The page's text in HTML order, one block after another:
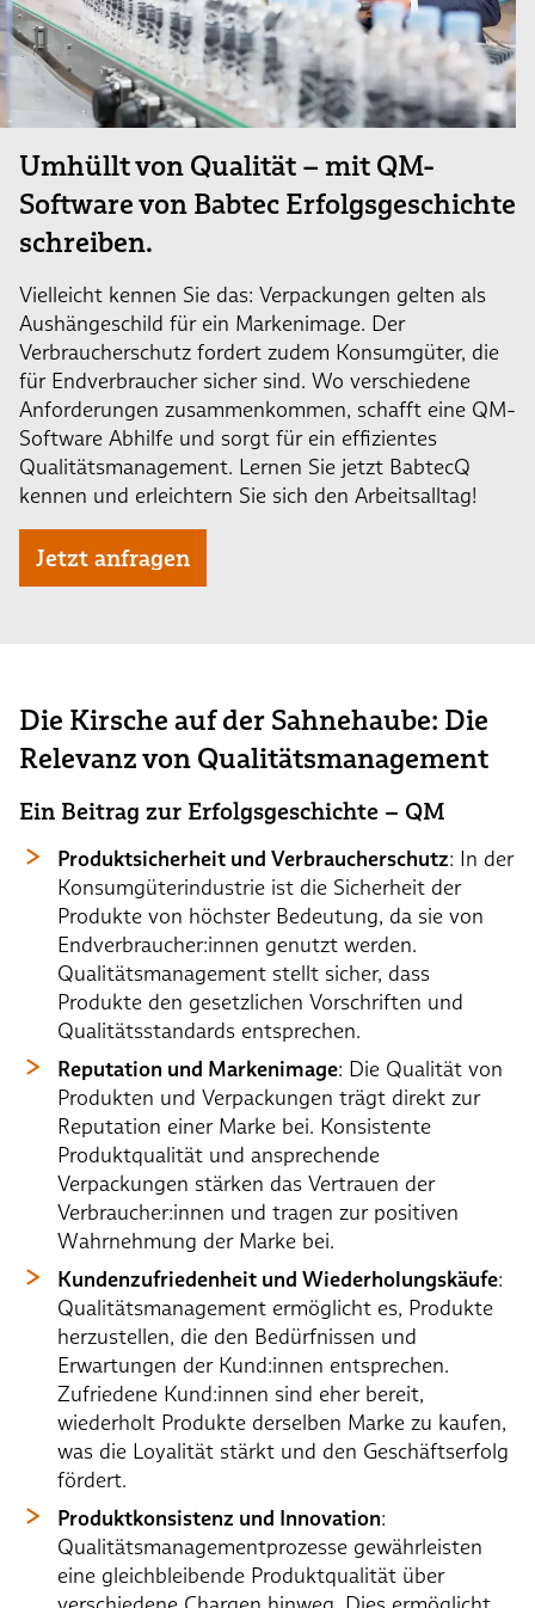
Umhüllt von Qualität – mit QM-
Software von Babtec Erfolgsgeschichte
schreiben.
Vielleicht kennen Sie das: Verpackungen gelten als
Aushängeschild für ein Markenimage. Der
Verbraucherschutz fordert zudem Konsumgüter, die
für Endverbraucher sicher sind. Wo verschiedene
Anforderungen zusammenkommen, schafft eine QM-
Software Abhilfe und sorgt für ein effizientes
Qualitätsmanagement. Lernen Sie jetzt BabtecQ
kennen und erleichtern Sie sich den Arbeitsalltag!
Jetzt anfragen
Die Kirsche auf der Sahnehaube: Die
Relevanz von Qualitätsmanagement
Ein Beitrag zur Erfolgsgeschichte – QM
Produktsicherheit und Verbraucherschutz: In der
Konsumgüterindustrie ist die Sicherheit der
Produkte von höchster Bedeutung, da sie von
Endverbraucher:innen genutzt werden.
Qualitätsmanagement stellt sicher, dass
Produkte den gesetzlichen Vorschriften und
Qualitätsstandards entsprechen.
Reputation und Markenimage: Die Qualität von
Produkten und Verpackungen trägt direkt zur
Reputation einer Marke bei. Konsistente
Produktqualität und ansprechende
Verpackungen stärken das Vertrauen der
Verbraucher:innen und tragen zur positiven
Wahrnehmung der Marke bei.
Kundenzufriedenheit und Wiederholungskäufe:
Qualitätsmanagement ermöglicht es, Produkte
herzustellen, die den Bedürfnissen und
Erwartungen der Kund:innen entsprechen.
Zufriedene Kund:innen sind eher bereit,
wiederholt Produkte derselben Marke zu kaufen,
was die Loyalität stärkt und den Geschäftserfolg
fördert.
Produktkonsistenz und Innovation:
Qualitätsmanagementprozesse gewährleisten
eine gleichbleibende Produktqualität über